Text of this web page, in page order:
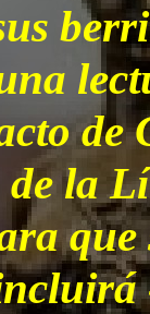
de
la